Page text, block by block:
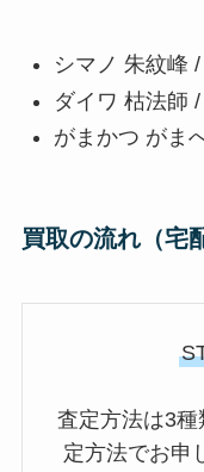
シマノ 朱紋峰
ダイワ 枯法師
がまかつ がま
買取の流れ（宅
査定方法は3
定方法でお申